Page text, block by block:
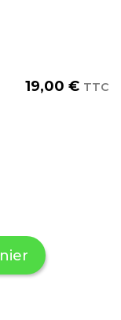
19,00 € TTC